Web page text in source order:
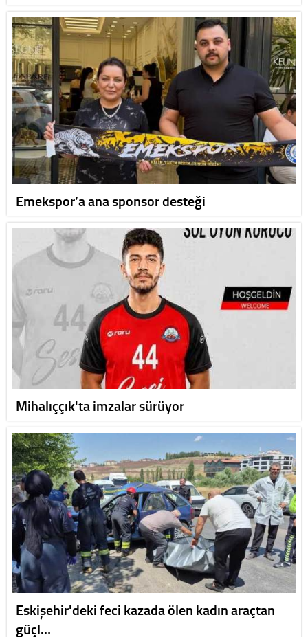
Emekspor’a ana sponsor desteği
Mihalıççık'ta imzalar sürüyor
Eskişehir'deki feci kazada ölen kadın araçtan
güçl…